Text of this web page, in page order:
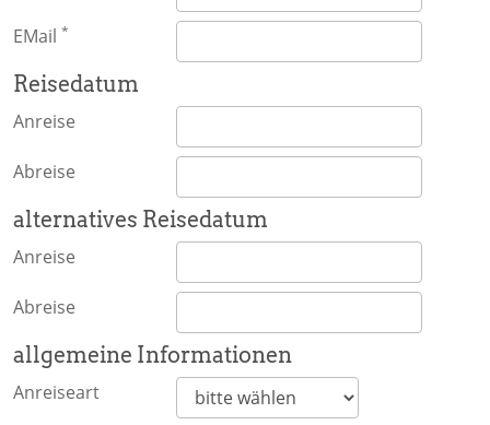
EMail *
Reisedatum
Anreise
Abreise
alternatives Reisedatum
Anreise
Abreise
allgemeine Informationen
Anreiseart